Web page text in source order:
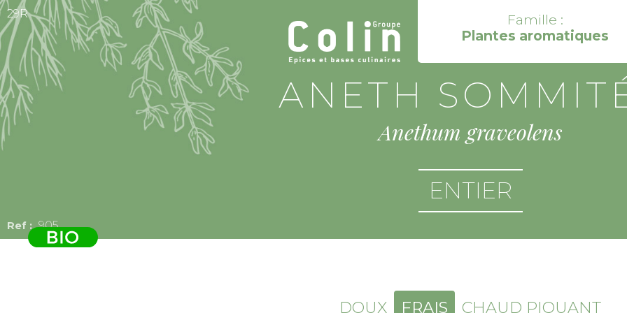
Famille :
Plantes aromatiques
29R
905
ANETH
Anethum graveolens
ENTIER
DOUX FRAIS CHAUD PIQUANT